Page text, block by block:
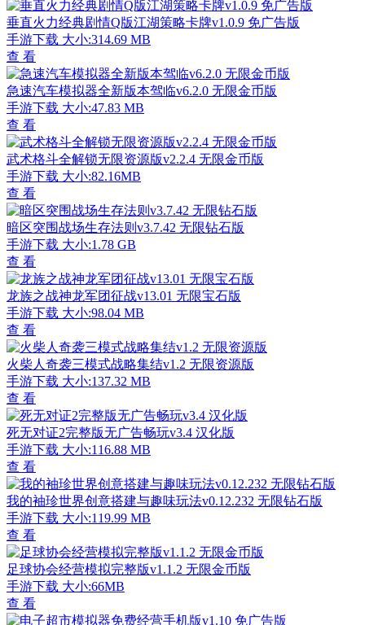
垂直火力经典剧情Q版江湖策略卡牌v1.0.9 免广告版
手游下载 大小:314.69 MB
查 看
急速汽车模拟器全新版本驾临v6.2.0 无限金币版
手游下载 大小:47.83 MB
查 看
武术格斗全解锁无限资源版v2.2.4 无限金币版
手游下载 大小:82.16MB
查 看
暗区突围战场生存法则v3.7.42 无限钻石版
手游下载 大小:1.78 GB
查 看
龙族之战神龙军团征战v13.01 无限宝石版
手游下载 大小:98.04 MB
查 看
火柴人奇袭三模式战略集结v1.2 无限资源版
手游下载 大小:137.32 MB
查 看
死无对证2完整版无广告畅玩v3.4 汉化版
手游下载 大小:116.88 MB
查 看
我的袖珍世界创意搭建与趣味玩法v0.12.232 无限钻石版
手游下载 大小:119.99 MB
查 看
足球协会经营模拟完整版v1.1.2 无限金币版
手游下载 大小:66MB
查 看